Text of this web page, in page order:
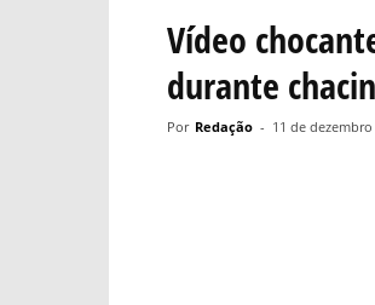
Vídeo
durante
Por Redação - 11 de dezembro